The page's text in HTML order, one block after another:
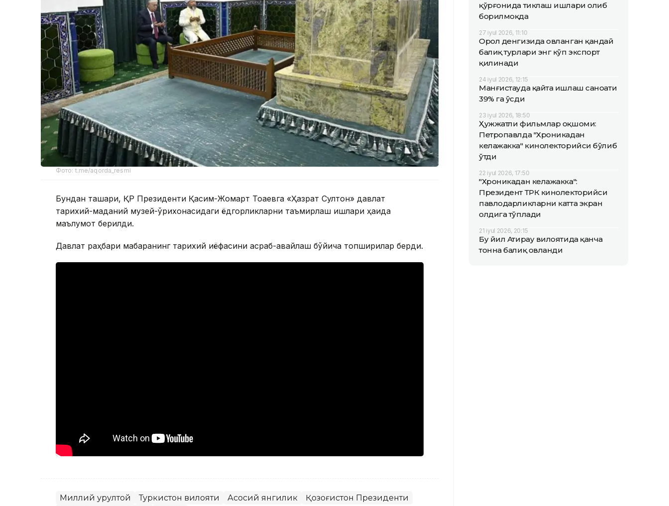
Фото: t.me/aqorda_resmi
Бундан ташқари, ҚР Президенти Қасим-Жомарт Тоқаевга «Ҳазрат Султон» давлат
тарихий-маданий музей-қўриқхонасидаги ёдгорликларни таъмирлаш ишлари ҳақида
маълумот берилди.
Давлат раҳбари мақбаранинг тарихий қиёфасини асраб-авайлаш бўйича топшириқлар берди.
Миллий қурултой Туркистон вилояти Асосий янгилик
Қозоғистон Президенти
қўрғонида тиклаш ишлари олиб
борилмоқда
27 iyul 2026, 11:10
Орол денгизида овланган қандай
балиқ турлари энг кўп экспорт
қилинади
24 iyul 2026, 12:15
Манғистауда қайта ишлаш саноати
39% га ўсди
23 iyul 2026, 18:50
Ҳужжатли фильмлар оқшоми:
Петропавлда "Хроникадан
келажакка" кинолекторийси бўлиб
ўтди
22 iyul 2026, 17:50
"Хроникадан келажакка":
Президент ТРК кинолекторийси
павлодарликларни катта экран
олдига тўплади
21 iyul 2026, 20:15
Бу йил Атирау вилоятида қанча
тонна балиқ овланди